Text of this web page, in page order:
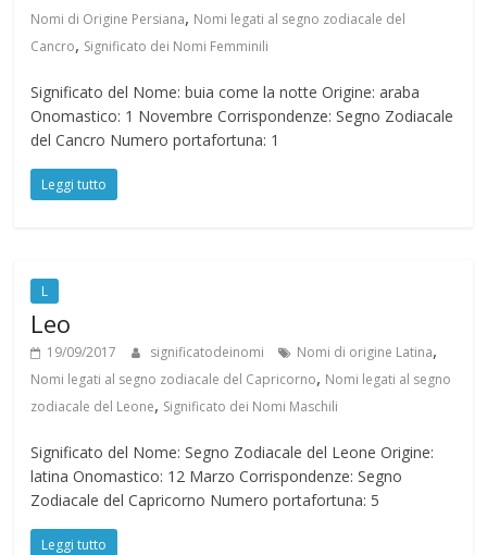
Nomi di Origine Persiana, Nomi legati al segno zodiacale del
Cancro, Significato dei Nomi Femminili
Significato del Nome: buia come la notte Origine: araba
Onomastico: 1 Novembre Corrispondenze: Segno Zodiacale
del Cancro Numero portafortuna: 1
Leggi tutto
L
Leo
19/09/2017 significatodeinomi Nomi di origine Latina,
Nomi legati al segno zodiacale del Capricorno, Nomi legati al segno
zodiacale del Leone, Significato dei Nomi Maschili
Significato del Nome: Segno Zodiacale del Leone Origine:
latina Onomastico: 12 Marzo Corrispondenze: Segno
Zodiacale del Capricorno Numero portafortuna: 5
Leggi tutto